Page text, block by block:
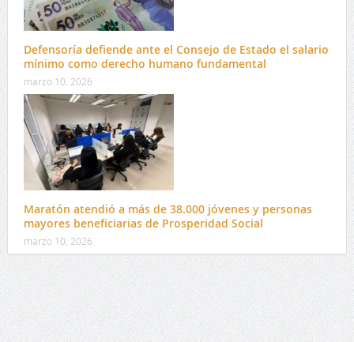
Defensoría defiende ante el Consejo de Estado el salario
mínimo como derecho humano fundamental
marzo 10, 2026
Maratón atendió a más de 38.000 jóvenes y personas
mayores beneficiarias de Prosperidad Social
marzo 10, 2026